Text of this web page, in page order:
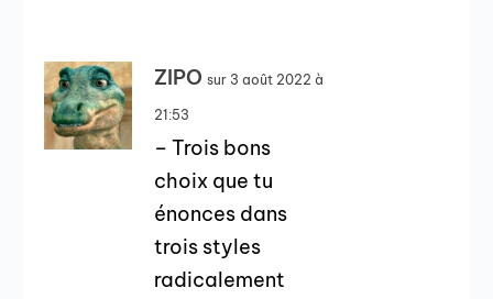
ZIPO sur 3 août 2022 à
21:53
– Trois bons
choix que tu
énonces dans
trois styles
radicalement